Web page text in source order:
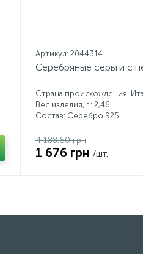
Артикул: 2044314
Серебряные серьги с
Страна происхождения:
Вес изделия, г.: 2,46
Состав: Серебро 925
4 188.60 грн
1 676 грн /шт.